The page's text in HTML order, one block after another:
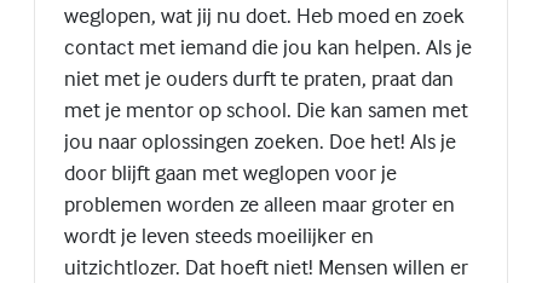
weglopen, wat jij nu doet. Heb moed en zoek
contact met iemand die jou kan helpen. Als je
niet met je ouders durft te praten, praat dan
met je mentor op school. Die kan samen met
jou naar oplossingen zoeken. Doe het! Als je
door blijft gaan met weglopen voor je
problemen worden ze alleen maar groter en
wordt je leven steeds moeilijker en
uitzichtlozer. Dat hoeft niet! Mensen willen er